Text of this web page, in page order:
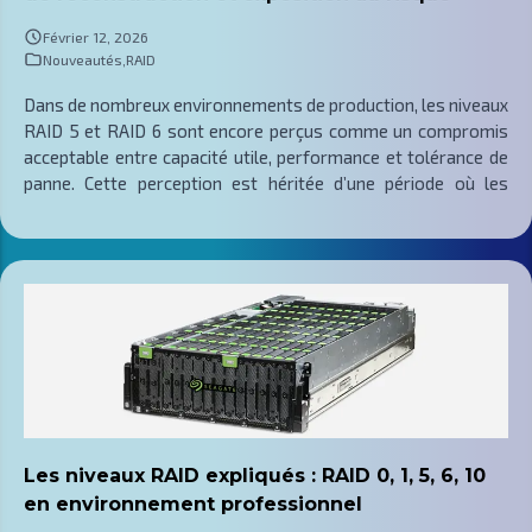
particulier lorsque les écritures sont fréquentes et que la
régularité des temps
Février 12, 2026
Nouveautés RAID
Dans de nombreux environnements de production, les niveaux
RAID 5 et RAID 6 sont encore perçus comme un compromis
acceptable entre capacité utile, performance et tolérance de
panne. Cette perception est héritée d’une période où les
de reconstruction plus courts et un risque statistique
d’erreurs de lecture non récupérables nettement moins
critique. Avec la généralisation des disques de plusieurs
dizaines de téraoctets, la situation a changé : le volume de
données à relire pendant un rebuild explose, la durée de
reconstruction s’allonge fortement et la probabilité de
rencontrer une URE pendant cette fenêtre augmente de
manière significative. Continuer à dimensionner des grappes
RAID 5 et RAID 6 comme il y a dix ou quinze ans expose
désormais certaines productions à un niveau de risque
largement sous-estimé.
Les niveaux RAID expliqués : RAID 0, 1, 5, 6, 10
en environnement professionnel